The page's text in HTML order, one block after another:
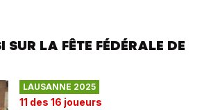
SUR LA FÊTE FÉDÉRALE DE
LAUSANNE 2025
11 des 16 joueurs